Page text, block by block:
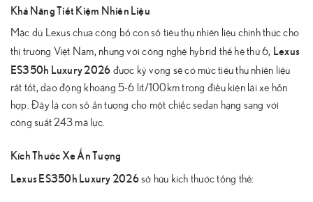
Khả Năng Tiết Kiệm Nhiên Liệu
Mặc dù Lexus chưa công bố con số tiêu thụ nhiên liệu chính thức cho
thị trường Việt Nam, nhưng với công nghệ hybrid thế hệ thứ 6, Lexus
ES350h Luxury 2026 được kỳ vọng sẽ có mức tiêu thụ nhiên liệu
rất tốt, dao động khoảng 5-6 lít/100km trong điều kiện lái xe hỗn
hợp. Đây là con số ấn tượng cho một chiếc sedan hạng sang với
công suất 243 mã lực.
Kích Thước Xe Ấn Tượng
Lexus ES350h Luxury 2026sở hữu kích thước tổng thể: